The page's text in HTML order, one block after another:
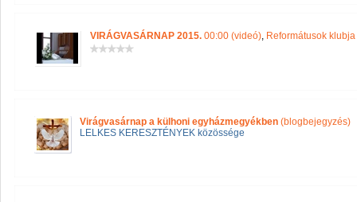
VIRÁGVASÁRNAP 2015. 00:00 (videó), Reformátusok
Virágvasárnap a külhoni egyházmegyékben (blogbejegyzés)
LELKES KERESZTÉNYEK közössége